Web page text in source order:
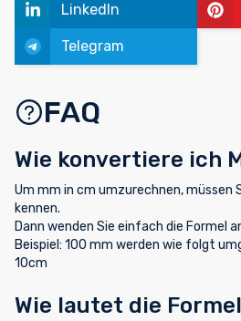
LinkedIn
Telegram
FAQ
Wie konvertiere ich
Um mm in cm umzurechnen, müssen
kennen.
Dann wenden Sie einfach die Formel
Beispiel: 100 mm werden wie folgt
10cm
Wie lautet die